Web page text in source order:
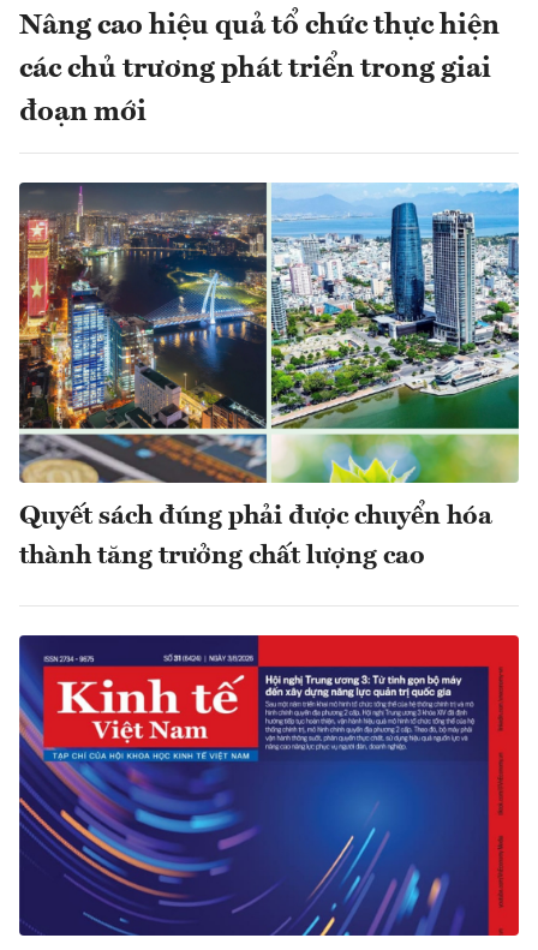
Nâng cao hiệu quả tổ chức thực hiện
các chủ trương phát triển trong giai
đoạn mới
Quyết sách đúng phải được chuyển hóa
thành tăng trưởng chất lượng cao